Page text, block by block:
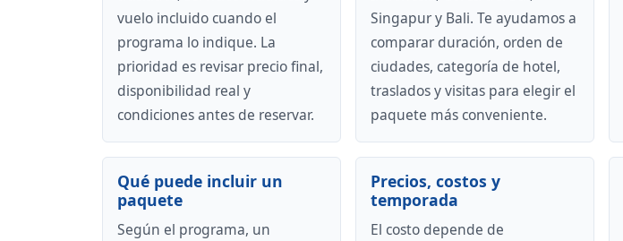
vuelo incluido cuando el
programa lo indique. La
prioridad es revisar precio final,
disponibilidad real y
condiciones antes de reservar.
Singapur y Bali. Te ayudamos a
comparar duración, orden de
ciudades, categoría de hotel,
traslados y visitas para elegir el
paquete más conveniente.
Qué puede incluir un
paquete
Según el programa, un
Precios, costos y
temporada
El costo depende de